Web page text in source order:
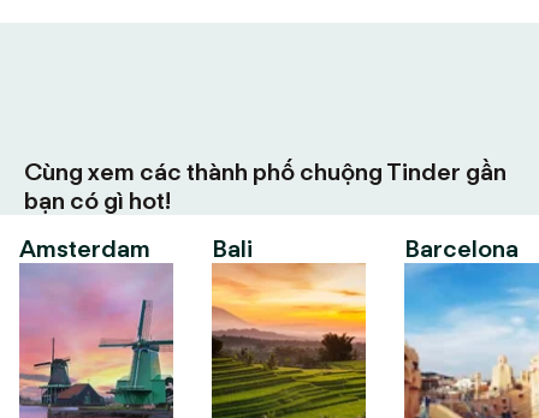
Cùng xem các thành phố chuộng Tinder gần
bạn có gì hot!
Amsterdam
Bali Barcelona